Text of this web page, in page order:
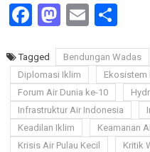
Facebook
Mastodon
Email
Tagged Bendungan Wadas
Diplomasi Iklim
Ekosistem
Forum Air Dunia ke-10
Infrastruktur Air Indonesia
Keadilan Iklim
Keamanan
Krisis Air Pulau Kecil
Kritik